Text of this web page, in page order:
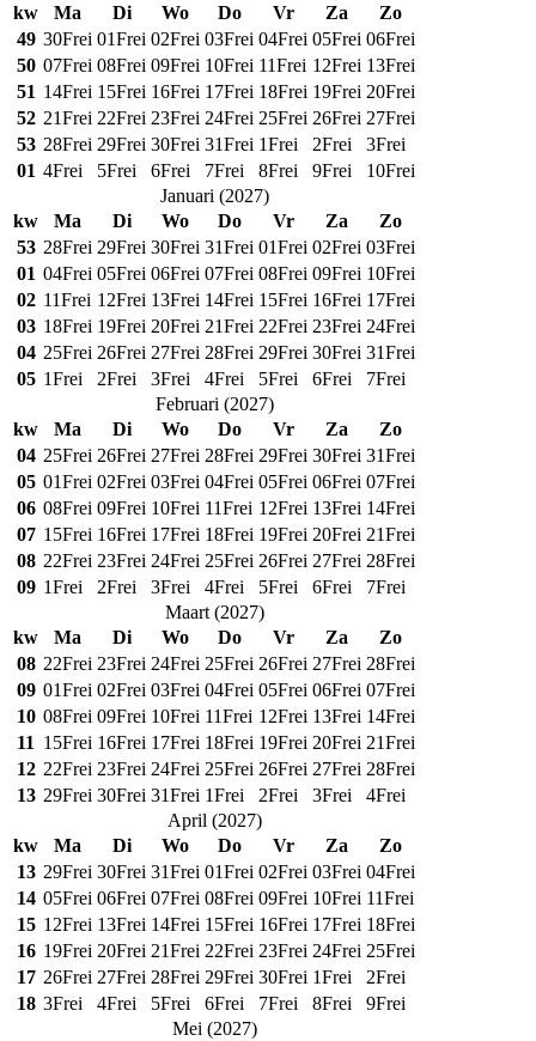
kw
Ma Di Wo Do Vr Za
Zo
49 30Frei 01Frei 02Frei 03Frei 04Frei 05Frei 06Frei
50 07Frei 08Frei 09Frei 10Frei 11Frei 12Frei 13Frei
51 14Frei 15Frei 16Frei 17Frei 18Frei 19Frei 20Frei
52 21Frei 22Frei 23Frei 24Frei 25Frei 26Frei 27Frei
53 28Frei 29Frei 30Frei 31Frei 1Frei 2Frei 3Frei
01 4Frei 5Frei 6Frei 7Frei 8Frei 9Frei 10Frei
Januari(2027)
kw
Ma Di Wo Do Vr Za
Zo
53 28Frei 29Frei 30Frei 31Frei 01Frei 02Frei 03Frei
01 04Frei 05Frei 06Frei 07Frei 08Frei 09Frei 10Frei
02 11Frei 12Frei 13Frei 14Frei 15Frei 16Frei 17Frei
03 18Frei 19Frei 20Frei 21Frei 22Frei 23Frei 24Frei
04 25Frei 26Frei 27Frei 28Frei 29Frei 30Frei 31Frei
05 1Frei 2Frei 3Frei 4Frei 5Frei 6Frei 7Frei
Februari(2027)
kw
Ma Di Wo Do Vr Za
Zo
04 25Frei 26Frei 27Frei 28Frei 29Frei 30Frei 31Frei
05 01Frei 02Frei 03Frei 04Frei 05Frei 06Frei 07Frei
06 08Frei 09Frei 10Frei 11Frei 12Frei 13Frei 14Frei
07 15Frei 16Frei 17Frei 18Frei 19Frei 20Frei 21Frei
08 22Frei 23Frei 24Frei 25Frei 26Frei 27Frei 28Frei
09 1Frei 2Frei 3Frei 4Frei 5Frei 6Frei 7Frei
Maart(2027)
kw
Ma Di Wo Do Vr Za
Zo
08 22Frei 23Frei 24Frei 25Frei 26Frei 27Frei 28Frei
09 01Frei 02Frei 03Frei 04Frei 05Frei 06Frei 07Frei
10 08Frei 09Frei 10Frei 11Frei 12Frei 13Frei 14Frei
11 15Frei 16Frei 17Frei 18Frei 19Frei 20Frei 21Frei
12 22Frei 23Frei 24Frei 25Frei 26Frei 27Frei 28Frei
13 29Frei 30Frei 31Frei 1Frei 2Frei 3Frei 4Frei
April(2027)
kw
Ma Di Wo Do Vr Za
Zo
13 29Frei 30Frei 31Frei 01Frei 02Frei 03Frei 04Frei
14 05Frei 06Frei 07Frei 08Frei 09Frei 10Frei 11Frei
15 12Frei 13Frei 14Frei 15Frei 16Frei 17Frei 18Frei
16 19Frei 20Frei 21Frei 22Frei 23Frei 24Frei 25Frei
17 26Frei 27Frei 28Frei 29Frei 30Frei 1Frei 2Frei
18 3Frei 4Frei 5Frei 6Frei 7Frei 8Frei 9Frei
Mei(2027)